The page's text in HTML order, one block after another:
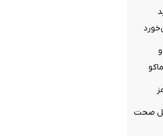
بین‌الملل صحت